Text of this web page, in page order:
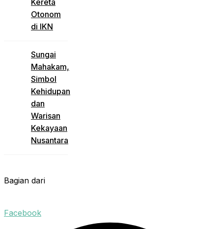
Kereta
Otonom
di IKN
Sungai
Mahakam,
Simbol
Kehidupan
dan
Warisan
Kekayaan
Nusantara
Bagian dari
Facebook